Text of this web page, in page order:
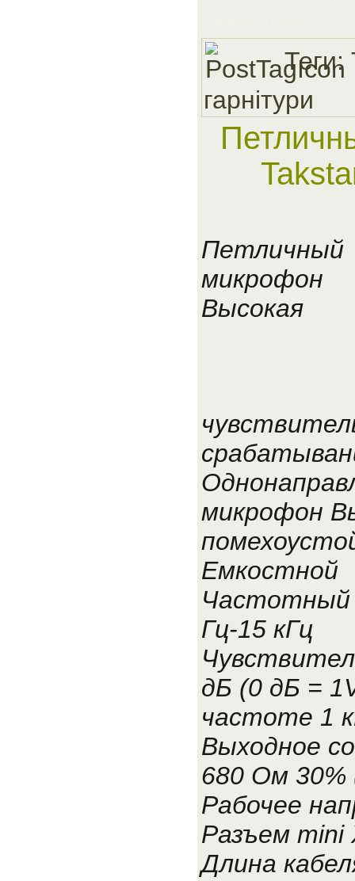
Теги:
гарнiтури
Петличный
микрофон
Высокая
микрофон
Емкостной
Частотный
Гц-15 кГц
дБ (0 дБ =
частоте 1
Выходное
680 Ом 30%
Рабочее
Разъем mini
Длина